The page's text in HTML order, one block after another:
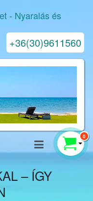
- Nyaralás és
+36(30)9611560
0
– ÍGY